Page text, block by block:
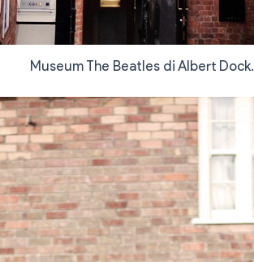
Museum The Beatles di Albert Dock.